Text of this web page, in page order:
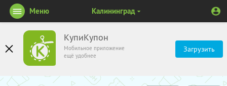
КупиКупон
Мобильное приложение
ещё удобнее
Загрузить
Меню Калининград